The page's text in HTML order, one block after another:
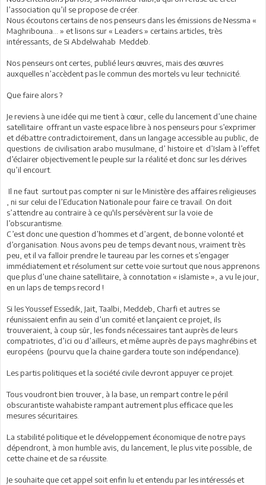
l’association qu’il se propose de créer.
Nous écoutons certains de nos penseurs dans les émissions de Nessma «
Maghribouna… » et lisons sur « Leaders » certains articles, très
intéressants, de Si Abdelwahab Meddeb.
Nos penseurs ont certes, publié leurs œuvres, mais des œuvres
auxquelles n’accèdent pas le commun des mortels vu leur technicité.
Que faire alors ?
Je reviens à une idée qui me tient à cœur, celle du lancement d’une chaine
satellitaire offrant un vaste espace libre à nos penseurs pour s’exprimer
et débattre contradictoirement, dans un langage accessible au public, de
questions de civilisation arabo musulmane, d’ histoire et d’Islam à l’effet
d’éclairer objectivement le peuple sur la réalité et donc sur les dérives
qu’il encourt.
Il ne faut surtout pas compter ni sur le Ministère des affaires religieuses
, ni sur celui de l’Education Nationale pour faire ce travail. On doit
s’attendre au contraire à ce qu'ils persévèrent sur la voie de
l’obscurantisme.
C’est donc une question d’hommes et d’argent, de bonne volonté et
d’organisation. Nous avons peu de temps devant nous, vraiment très
peu, et il va falloir prendre le taureau par les cornes et s’engager
immédiatement et résolument sur cette voie surtout que nous apprenons
que plus d’une chaine satellitaire, à connotation « islamiste », a vu le jour,
en un laps de temps record !
Si les Youssef Essedik, Jait, Taalbi, Meddeb, Charfi et autres se
réunissaient enfin au sein d’un comité et lançaient ce projet, ils
trouveraient, à coup sûr, les fonds nécessaires tant auprès de leurs
compatriotes, d’ici ou d’ailleurs, et même auprès de pays maghrébins et
européens (pourvu que la chaine gardera toute son indépendance).
Les partis politiques et la société civile devront appuyer ce projet.
Tous voudront bien trouver, à la base, un rempart contre le péril
obscurantiste wahabiste rampant autrement plus efficace que les
mesures sécuritaires.
La stabilité politique et le développement économique de notre pays
dépendront, à mon humble avis, du lancement, le plus vite possible, de
cette chaine et de sa réussite.
Je souhaite que cet appel soit enfin lu et entendu par les intéressés et